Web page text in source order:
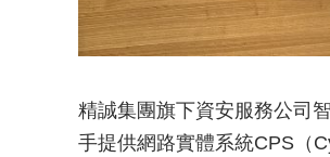
精誠集團旗下資安服務公司
手提供網路實體系統CPS（